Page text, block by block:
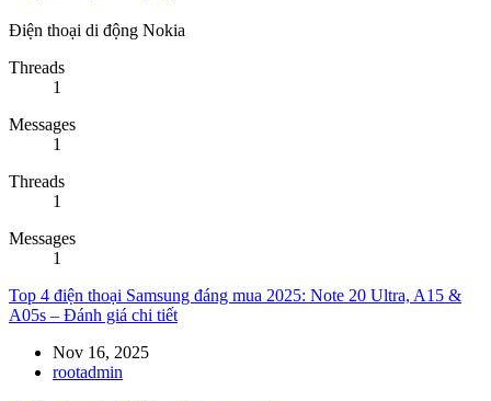
Điện thoại di động Nokia
Threads
1
Messages
1
Threads
1
Messages
1
Top 4 điện thoại Samsung đáng mua 2025: Note 20 Ultra, A15 &
A05s – Đánh giá chi tiết
Nov 16, 2025
rootadmin